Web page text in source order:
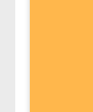
Royal Canin
Royal Canin
Royal Canin
Royal Canin
Royal Canin